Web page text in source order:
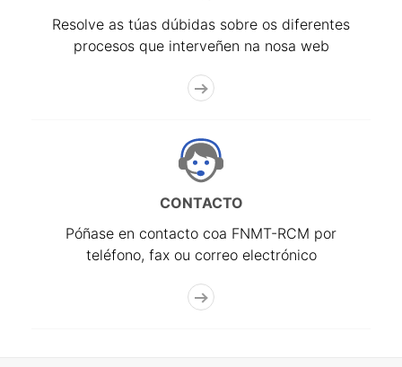
Resolve as túas dúbidas sobre os diferentes
procesos que interveñen na nosa web
CONTACTO
Póñase en contacto coa FNMT-RCM por
teléfono, fax ou correo electrónico